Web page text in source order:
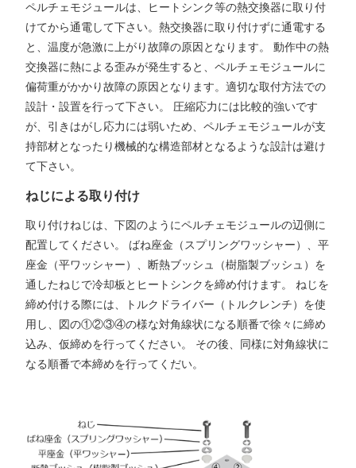
ペルチェモジュールは、ヒートシンク等の熱交換器に取り付
けてから通電して下さい。熱交換器に取り付けずに通電する
と、温度が急激に上がり故障の原因となります。 動作中の熱
交換器に熱による歪みが発生すると、ペルチェモジュールに
偏荷重がかかり故障の原因となります。適切な取付方法での
設計・設置を行って下さい。 圧縮応力には比較的強いです
が、引きはがし応力には弱いため、ペルチェモジュールが支
持部材となったり機械的な構造部材となるような設計は避け
て下さい。
ねじによる取り付け
取り付けねじは、下図のようにペルチェモジュールの辺側に
配置してください。 ばね座金（スプリングワッシャー）、平
座金（平ワッシャー）、断熱ブッシュ（樹脂製ブッシュ）を
通したねじで冷却板とヒートシンクを締め付けます。 ねじを
締め付ける際には、トルクドライバー（トルクレンチ）を使
用し、図の①②③④の様な対角線状になる順番で徐々に締め
込み、仮締めを行ってください。 その後、同様に対角線状に
なる順番で本締めを行ってくだい。